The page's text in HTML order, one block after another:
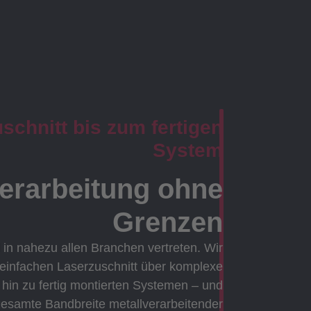
bis zum fertigen
System
ohne
Grenzen
nahezu allen Branchen vertreten. Wir
Laserzuschnitt über komplexe
zu fertig montierten Systemen – und
Bandbreite metallverarbeitender